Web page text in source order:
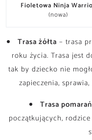
Fioletowa Ninja
(nowa)
Trasa żółta – trasa
roku życia. Trasa jest
tak by dziecko nie
zapieczenia,
Trasa
początkujących,